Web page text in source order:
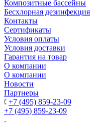
Композитные бассейны
Бесхлорная дезинфекция
Контакты
Сертификаты
Условия оплаты
Условия доставки
Гарантия на товар
О компании
О компании
Новости
Партнеры
+7 (495) 859-23-09
+7 (495) 859-23-09